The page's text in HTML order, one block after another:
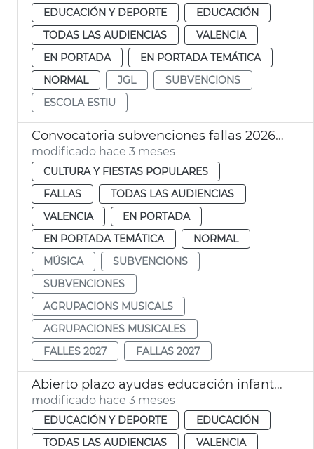
EDUCACIÓN Y DEPORTE
EDUCACIÓN
TODAS LAS AUDIENCIAS
VALENCIA
EN PORTADA
EN PORTADA TEMÁTICA
NORMAL
JGL
SUBVENCIONS
ESCOLA ESTIU
Convocatoria subvenciones fallas 2026 agrupaciones musicales
modificado hace 3 meses
CULTURA Y FIESTAS POPULARES
FALLAS
TODAS LAS AUDIENCIAS
VALENCIA
EN PORTADA
EN PORTADA TEMÁTICA
NORMAL
MÚSICA
SUBVENCIONS
SUBVENCIONES
AGRUPACIONS MUSICALS
AGRUPACIONES MUSICALES
FALLES 2027
FALLAS 2027
Abierto plazo ayudas educación infantil València
modificado hace 3 meses
EDUCACIÓN Y DEPORTE
EDUCACIÓN
TODAS LAS AUDIENCIAS
VALENCIA